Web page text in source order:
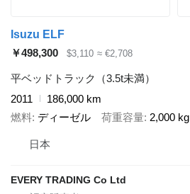
Isuzu ELF
￥498,300
$3,110 ≈ €2,708
平ベッドトラック（3.5t未満）
2011
186,000 km
燃料 ディーゼル 荷重容量 2,000 kg
日本
EVERY TRADING Co Ltd